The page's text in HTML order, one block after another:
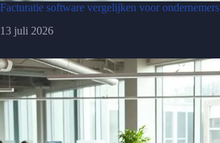
Facturatie software vergelijken voor ondernemers
13 juli 2026